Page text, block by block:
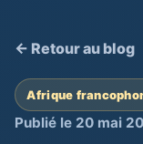
← Retour au blog
Afrique
Publié le 20 mai